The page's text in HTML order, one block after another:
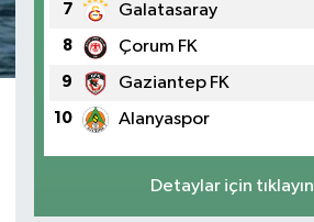
7 Galatasaray
8 Çorum FK
9 Gaziantep FK
10 Alanyaspor
Detaylar için tıklayın